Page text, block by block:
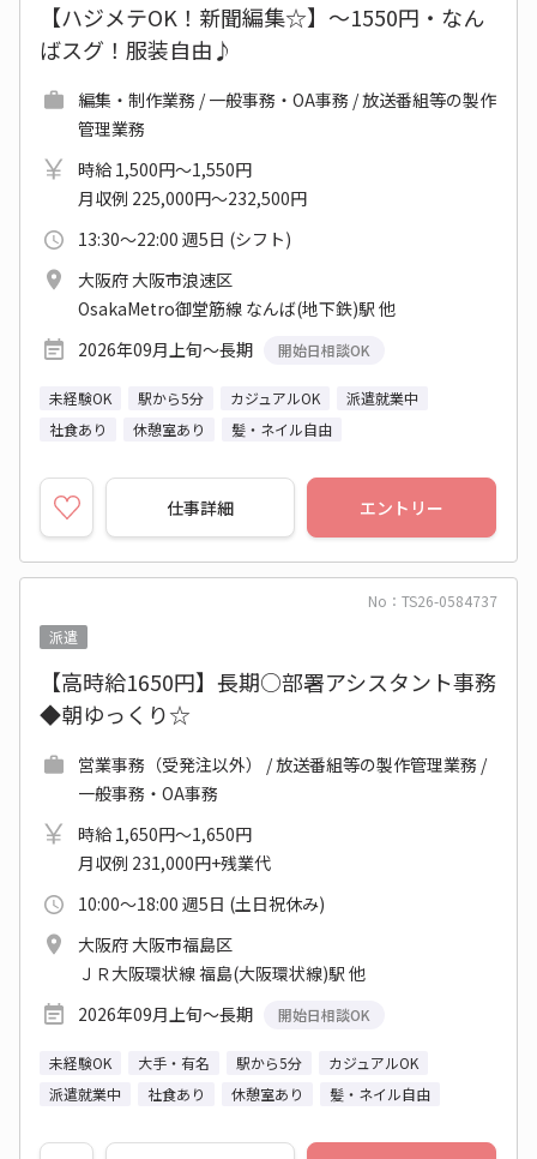
【ハジメテOK！新聞編集☆】～1550円・なん
ばスグ！服装自由♪
編集・制作業務 / 一般事務・OA事務 / 放送番組等の製作
管理業務
時給 1,500円～1,550円
月収例 225,000円～232,500円
13:30～22:00 週5日 (シフト)
大阪府 大阪市浪速区
OsakaMetro御堂筋線 なんば(地下鉄)駅 他
2026年09月上旬～長期
開始日相談OK
未経験OK 駅から5分 カジュアルOK
派遣就業中
社食あり
休憩室あり 髪・ネイル自由
仕事詳細 エントリー
No：TS26-0584737
派遣
【高時給1650円】長期○部署アシスタント事務
◆朝ゆっくり☆
営業事務（受発注以外） / 放送番組等の製作管理業務 /
一般事務・OA事務
時給 1,650円～1,650円
月収例 231,000円+残業代
10:00～18:00 週5日 (土日祝休み)
大阪府 大阪市福島区
ＪＲ大阪環状線 福島(大阪環状線)駅 他
2026年09月上旬～長期
開始日相談OK
未経験OK 大手・有名 駅から5分
カジュアルOK
派遣就業中
社食あり 休憩室あり 髪・ネイル自由